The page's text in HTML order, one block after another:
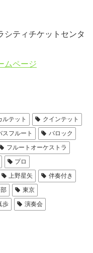
シティチケットセンタ
ムページ
ルテット
クインテット
スフルート
バロック
フルートオーケストラ
プロ
上野星矢
伴奏付き
東京
歩
演奏会